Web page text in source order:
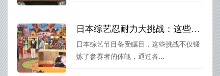
日本综艺忍耐力大挑战：这些参赛者能攻略哪些极限挑战？
日本综艺节目备受瞩目，这些挑战不仅锻
炼了参赛者的体魄，通过各...